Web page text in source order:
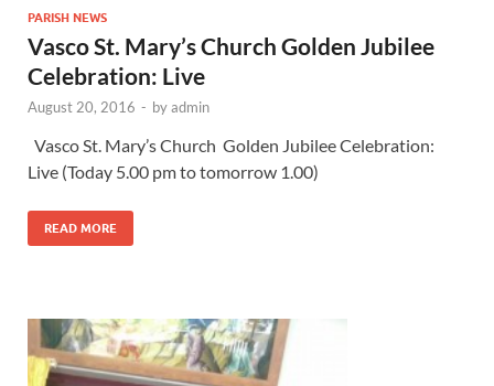
PARISH NEWS
Vasco St. Mary’s Church Golden Jubilee
Celebration: Live
August 20, 2016 - byadmin
Vasco St. Mary’s Church Golden Jubilee Celebration:
Live (Today 5.00 pm to tomorrow 1.00)
READ MORE